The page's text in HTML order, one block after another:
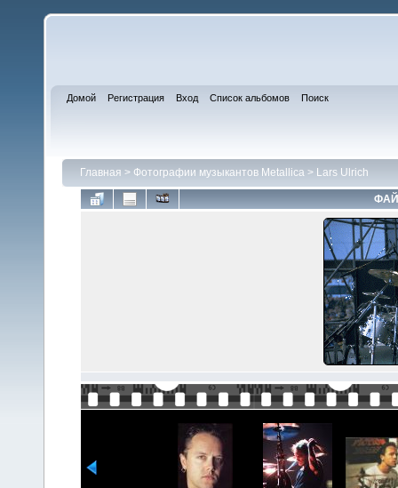
Домой Регистрация Вход Список альбомов Поиск
Главная > Фотографии музыкантов Metallica > Lars Ulrich